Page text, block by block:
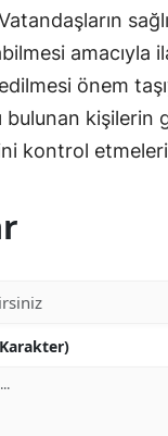
amacıyla
önem
bulunan kişilerin
kontrol